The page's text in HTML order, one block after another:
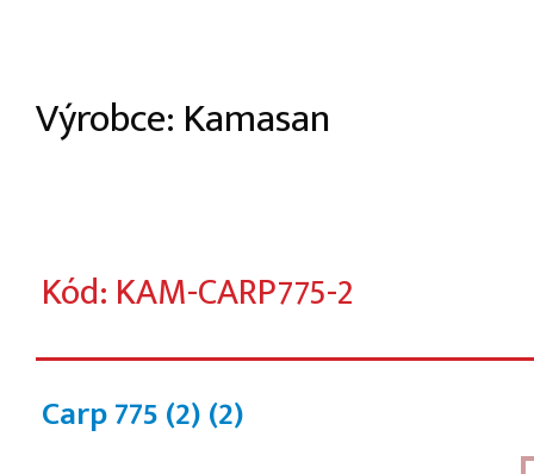
Výrobce: Kamasan
Kód: KAM-CARP775-2
Carp 775 (2)(2)